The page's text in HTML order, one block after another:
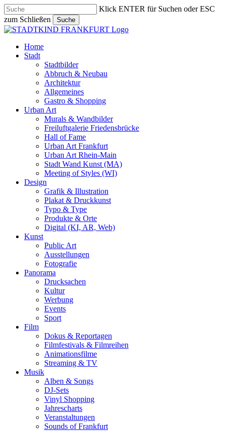
Skip
to
main
content
Klick ENTER für Suchen oder ESC
zum Schließen
Suche
Close
search
Menu
Home
Stadt
Stadtbilder
Abbruch & Neubau
Architektur
Allgemeines
Gastro & Shopping
Urban Art
Murals & Wandbilder
Freiluftgalerie Friedensbrücke
Hall of Fame
Urban Art Frankfurt
Urban Art Rhein-Main
Stadt Wand Kunst (MA)
Meeting of Styles (WI)
Design
Grafik & Illustration
Plakat & Druckkunst
Typo & Type
Produkte & Orte
Digital (KI, AR, Web)
Kunst
Public Art
Ausstellungen
Fotografie
Panorama
Drucksachen
Kultur
Werbung
Events
Sport
Film
Dokus & Reportagen
Filmfestivals & Filmreihen
Animationsfilme
Streaming & TV
Musik
Alben & Songs
DJ-Sets
Vinyl Shopping
Jahrescharts
Veranstaltungen
Sounds of Frankfurt